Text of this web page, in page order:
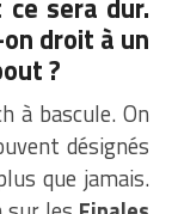
sera dur.
droit à un
?
à bascule. On
désignés
que jamais.